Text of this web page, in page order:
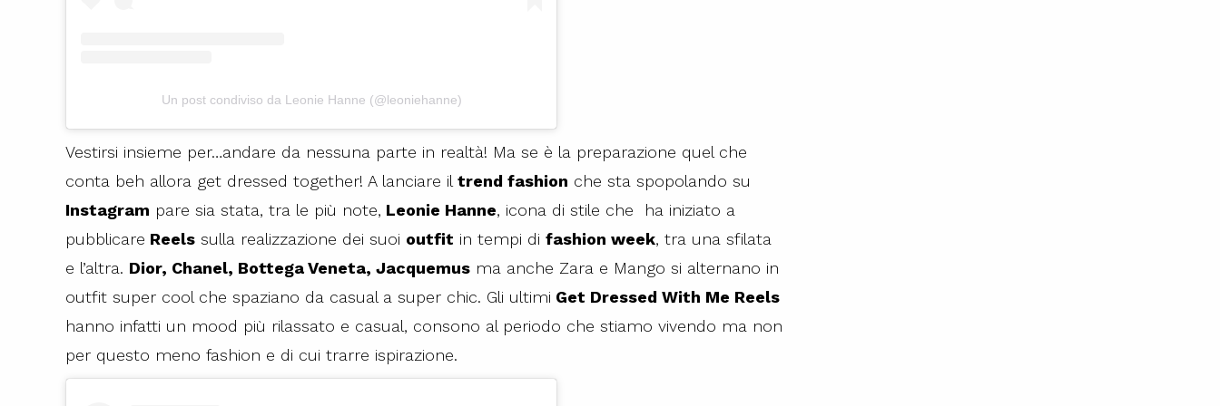
Un post condiviso da Leonie Hanne (@leoniehanne)
Vestirsi insieme per…andare da nessuna parte in realtà! Ma se è la preparazione quel che
conta beh allora get dressed together! A lanciare il trend fashion che sta spopolando su
Instagram pare sia stata, tra le più note, Leonie Hanne, icona di stile che
ha iniziato a
pubblicare Reels sulla realizzazione dei suoi outfit in tempi di fashion week, tra una sfilata
e l’altra. Dior, Chanel, Bottega Veneta, Jacquemus ma anche Zara e Mango si alternano in
outfit super cool che spaziano da casual a super chic. Gli ultimi Get Dressed With Me Reels
hanno infatti un mood più rilassato e casual, consono al periodo che stiamo vivendo ma non
per questo meno fashion e di cui trarre ispirazione.